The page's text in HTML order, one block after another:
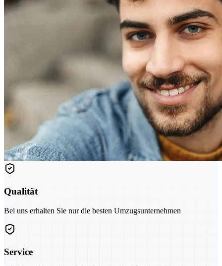
Qualität
Bei uns erhalten Sie nur die besten Umzugsunternehmen
Service